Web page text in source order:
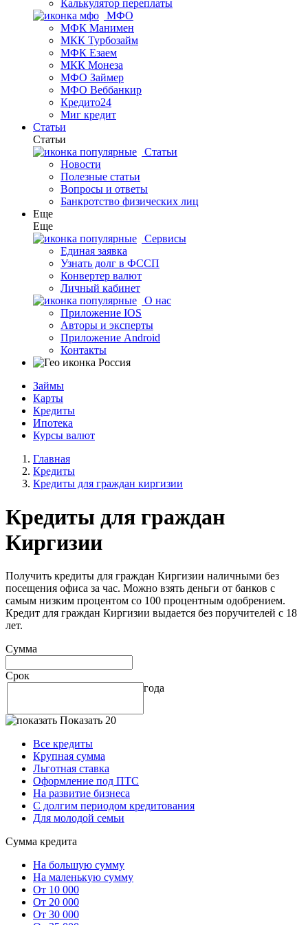
Калькулятор переплаты
МФО
МФК Манимен
МКК Турбозайм
МФК Езаем
МКК Монеза
МФО Займер
МФО Веббанкир
Кредито24
Миг кредит
Статьи
Статьи
Статьи
Новости
Полезные статьи
Вопросы и ответы
Банкротство физических лиц
Еще
Еще
Сервисы
Единая заявка
Узнать долг в ФССП
Конвертер валют
Личный кабинет
О нас
Приложение IOS
Авторы и эксперты
Приложение Android
Контакты
Россия
Займы
Карты
Кредиты
Ипотека
Курсы валют
Главная
Кредиты
Кредиты для граждан киргизии
Кредиты для граждан
Киргизии
Получить кредиты для граждан Киргизии наличными без
посещения офиса за час. Можно взять деньги от банков с
самым низким процентом со 100 процентным одобрением.
Кредит для граждан Киргизии выдается без поручителей с 18
лет.
Сумма
Срок
года
Показать 20
Все кредиты
Крупная сумма
Льготная ставка
Оформление под ПТС
На развитие бизнеса
С долгим периодом кредитования
Для молодой семьи
Сумма кредита
На большую сумму
На маленькую сумму
От 10 000
От 20 000
От 30 000